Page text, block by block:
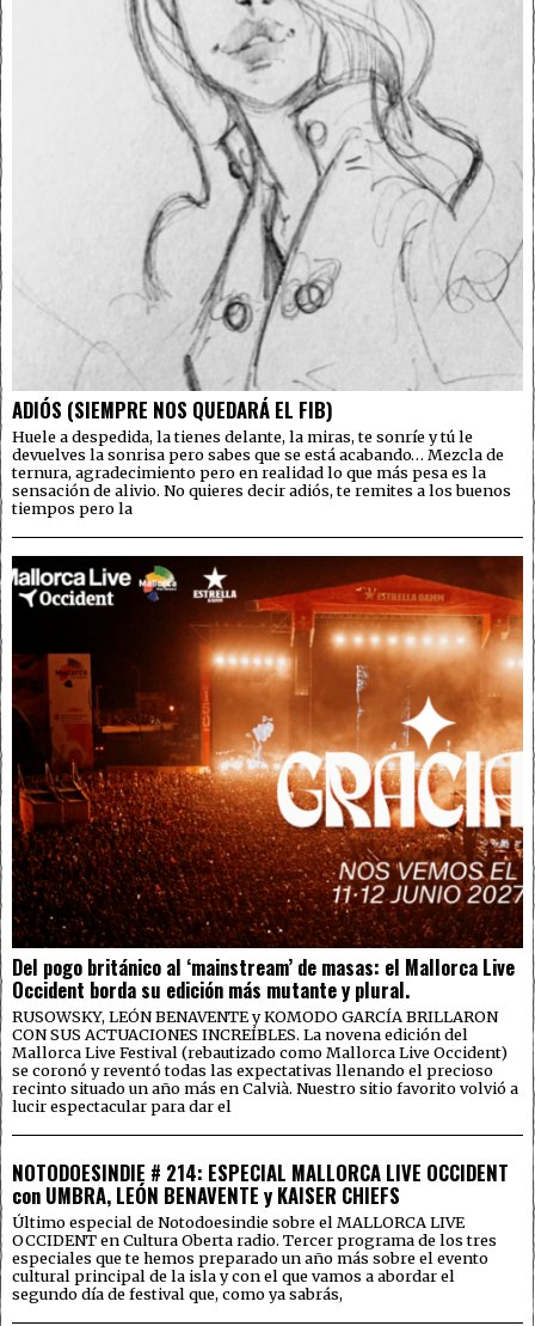
ADIÓS (SIEMPRE NOS QUEDARÁ EL FIB)
Huele a despedida, la tienes delante, la miras, te sonríe y tú le
devuelves la sonrisa pero sabes que se está acabando… Mezcla de
ternura, agradecimiento pero en realidad lo que más pesa es la
sensación de alivio. No quieres decir adiós, te remites a los buenos
tiempos pero la
Del pogo británico al ‘mainstream’ de masas: el Mallorca Live
Occident borda su edición más mutante y plural.
RUSOWSKY, LEÓN BENAVENTE y KOMODO GARCÍA BRILLARON
CON SUS ACTUACIONES INCREÍBLES. La novena edición del
Mallorca Live Festival (rebautizado como Mallorca Live Occident)
se coronó y reventó todas las expectativas llenando el precioso
recinto situado un año más en Calvià. Nuestro sitio favorito volvió a
lucir espectacular para dar el
NOTODOESINDIE # 214: ESPECIAL MALLORCA LIVE OCCIDENT
con UMBRA, LEÓN BENAVENTE y KAISER CHIEFS
Último especial de Notodoesindie sobre el MALLORCA LIVE
OCCIDENT en Cultura Oberta radio. Tercer programa de los tres
especiales que te hemos preparado un año más sobre el evento
cultural principal de la isla y con el que vamos a abordar el
segundo día de festival que, como ya sabrás,